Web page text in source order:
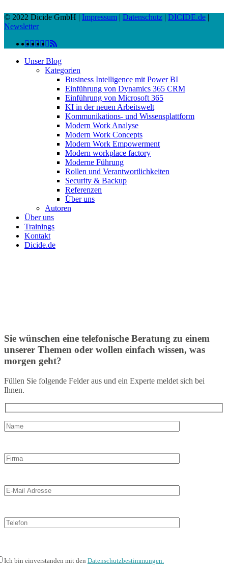
© 2022 Dicide GmbH | Impressum | Datenschutz | DICIDE.de |
Newsletter
twitter
facebook
linkedinyoutube
RSS
instagram
spotify
vk
Close
Unser Blog
Kategorien
Business Intelligence mit Power BI
Einführung von Dynamics 365 CRM
Einführung von Microsoft 365
KI in der neuen Arbeitswelt
Kommunikations- und Wissensplattform
Modern Work Analyse
Modern Work Concepts
Modern Work Empowerment
Modern workplace factory
Moderne Führung
Rollen und Verantwortlichkeiten
Security & Backup
Referenzen
Über uns
Autoren
Über uns
Trainings
Kontakt
Dicide.de
Sie wünschen eine telefonische Beratung zu einem
unserer Themen oder wollen einfach wissen, was
morgen geht?
Füllen Sie folgende Felder aus und ein Experte meldet sich bei
Ihnen.
Ich bin einverstanden mit den Datenschutzbestimmungen.